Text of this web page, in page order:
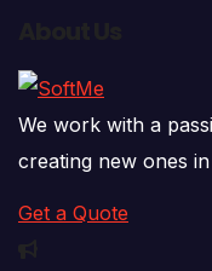
We work with a
creating new ones
Get a Quote